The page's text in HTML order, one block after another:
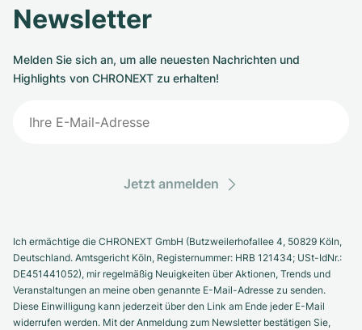
Newsletter
Melden Sie sich an, um alle neuesten Nachrichten und
Highlights von CHRONEXT zu erhalten!
Jetzt anmelden
Ich ermächtige die CHRONEXT GmbH (Butzweilerhofallee 4, 50829 Köln,
Deutschland. Amtsgericht Köln, Registernummer: HRB 121434; USt-IdNr.:
DE451441052), mir regelmäßig Neuigkeiten über Aktionen, Trends und
Veranstaltungen an meine oben genannte E-Mail-Adresse zu senden.
Diese Einwilligung kann jederzeit über den Link am Ende jeder E-Mail
widerrufen werden. Mit der Anmeldung zum Newsletter bestätigen Sie,